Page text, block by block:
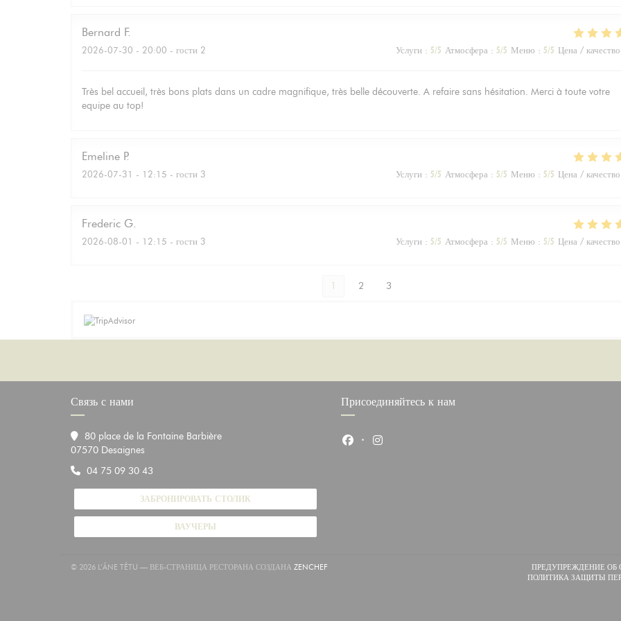
Bernard F
2026-07-30 - 20:00 - гости 2 Услуги : 5/5 Атмосфера : 5/5 Меню : 5/5 Цена / качество
Très bel accueil, très bons plats dans un cadre magnifique, très belle découverte. A refaire sans hésitation. Merci à toute votre
equipe au top!
Emeline P
2026-07-31 - 12:15 - гости 3 Услуги : 5/5 Атмосфера : 5/5 Меню : 5/5 Цена / качество
Frederic G
2026-08-01 - 12:15 - гости 3 Услуги : 5/5 Атмосфера : 5/5 Меню : 5/5 Цена / качество
1 2 3
Связь с нами
80 place de la Fontaine Barbière
07570 Desaignes
04 75 09 30 43
ЗАБРОНИРОВАТЬ СТОЛИК
ВАУЧЕРЫ
Присоединяйтесь к нам
Facebook ((открывается в новом окне))
Instagram ((открывается в новом окне))
© 2026 L’ÂNE TÊTU — ВЕБ-СТРАНИЦА РЕСТОРАНА СОЗДАНА ZENCHEF ПРЕДУПРЕЖДЕНИЕ ОБ
ПОЛИТИКА ЗАЩИТЫ